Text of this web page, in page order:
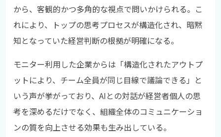
から、客観的かつ多角的な視点で問いかけられる。こ
れにより、トップの思考プロセスが構造化され、暗黙
知となっていた経営判断の根拠が明確になる。
モニター利用した企業からは「構造化されたアウトプ
ットにより、チーム全員が同じ目線で議論できる」と
いう声が挙がっており、AIとの対話が経営者個人の思
考を深めるだけでなく、組織全体のコミュニケーショ
ンの質を向上させる効果も生み出している。